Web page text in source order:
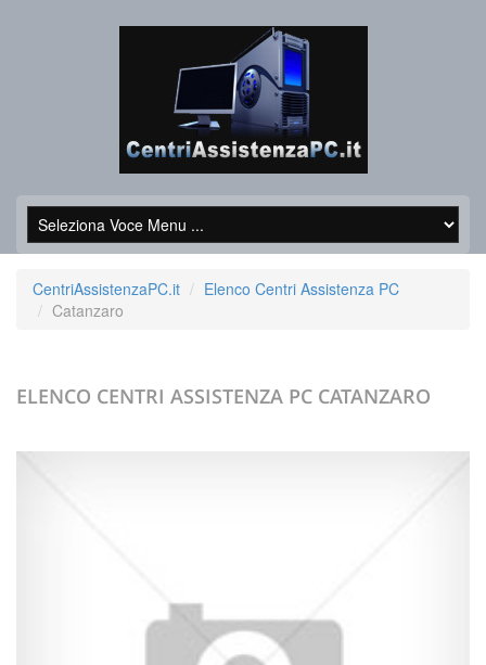
CentriAssistenzaPC.it
Elenco Centri Assistenza PC
Catanzaro
ELENCO CENTRI ASSISTENZA PC CATANZARO